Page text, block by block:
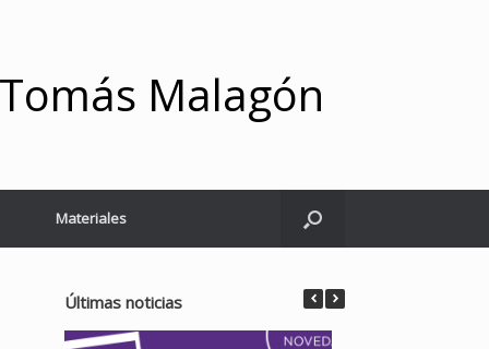
Malagón
Materiales
Últimas noticias